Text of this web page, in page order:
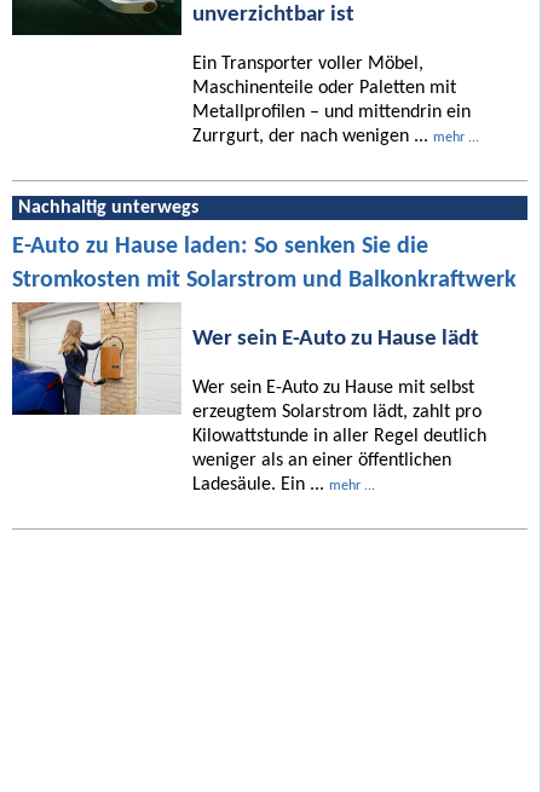
unverzichtbar ist
Ein Transporter voller Möbel,
Maschinenteile oder Paletten mit
Metallprofilen – und mittendrin ein
Zurrgurt, der nach wenigen ... mehr ...
Nachhaltig unterwegs
E-Auto zu Hause laden: So senken Sie die
Stromkosten mit Solarstrom und Balkonkraftwerk
Wer sein E-Auto zu Hause lädt
Wer sein E-Auto zu Hause mit selbst
erzeugtem Solarstrom lädt, zahlt pro
Kilowattstunde in aller Regel deutlich
weniger als an einer öffentlichen
Ladesäule. Ein ... mehr ...